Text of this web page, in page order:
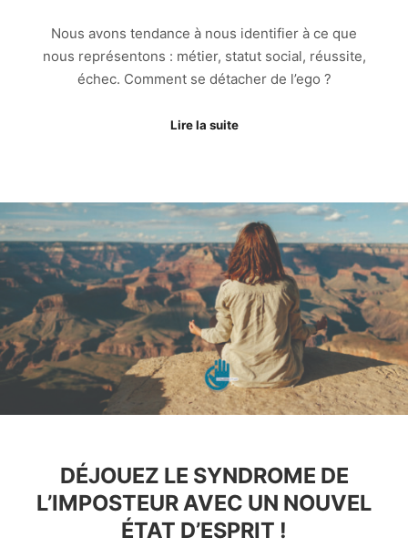
Nous avons tendance à nous identifier à ce que
nous représentons : métier, statut social, réussite,
échec. Comment se détacher de l’ego ?
Lire la suite
DÉJOUEZ LE SYNDROME DE
L’IMPOSTEUR AVEC UN NOUVEL
ÉTAT D’ESPRIT !